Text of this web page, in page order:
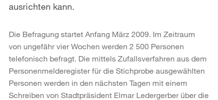
ausrichten kann.
Die Befragung startet Anfang März 2009. Im Zeitraum
von ungefähr vier Wochen werden 2 500 Personen
telefonisch befragt. Die mittels Zufallsverfahren aus dem
Personenmelderegister für die Stichprobe ausgewählten
Personen werden in den nächsten Tagen mit einem
Schreiben von Stadtpräsident Elmar Ledergerber über die